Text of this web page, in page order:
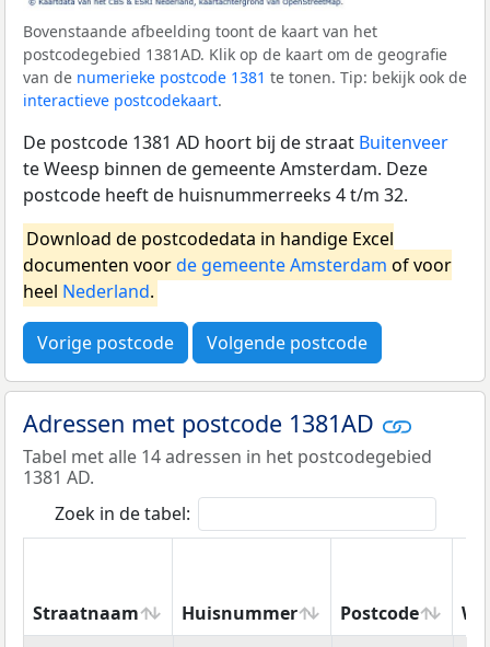
Bovenstaande afbeelding toont de kaart van het
postcodegebied 1381AD. Klik op de kaart om de geografie
van de numerieke postcode 1381 te tonen. Tip: bekijk ook de
interactieve postcodekaart.
De postcode 1381 AD hoort bij de straat Buitenveer
te Weesp binnen de gemeente Amsterdam. Deze
postcode heeft de huisnummerreeks 4 t/m 32.
Download de postcodedata in handige Excel
documenten voorde gemeente Amsterdam of voor
heel Nederland.
Vorige postcode Volgende postcode
Adressen met postcode 1381AD
Tabel met alle 14 adressen in het postcodegebied
1381 AD.
Zoek in de tabel:
Straatnaam Huisnummer Postcode